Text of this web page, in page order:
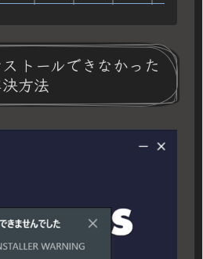
トールできなかった
方法